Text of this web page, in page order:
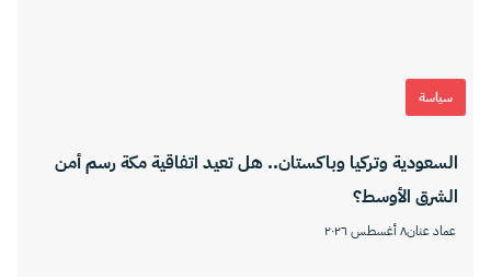
سياسة
السعودية وتركيا وباكستان.. هل تعيد اتفاقية مكة رسم أمن
الشرق الأوسط؟
عماد عنان٨ أغسطس ٢٠٢٦